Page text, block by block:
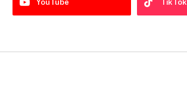
YouTube TikTok